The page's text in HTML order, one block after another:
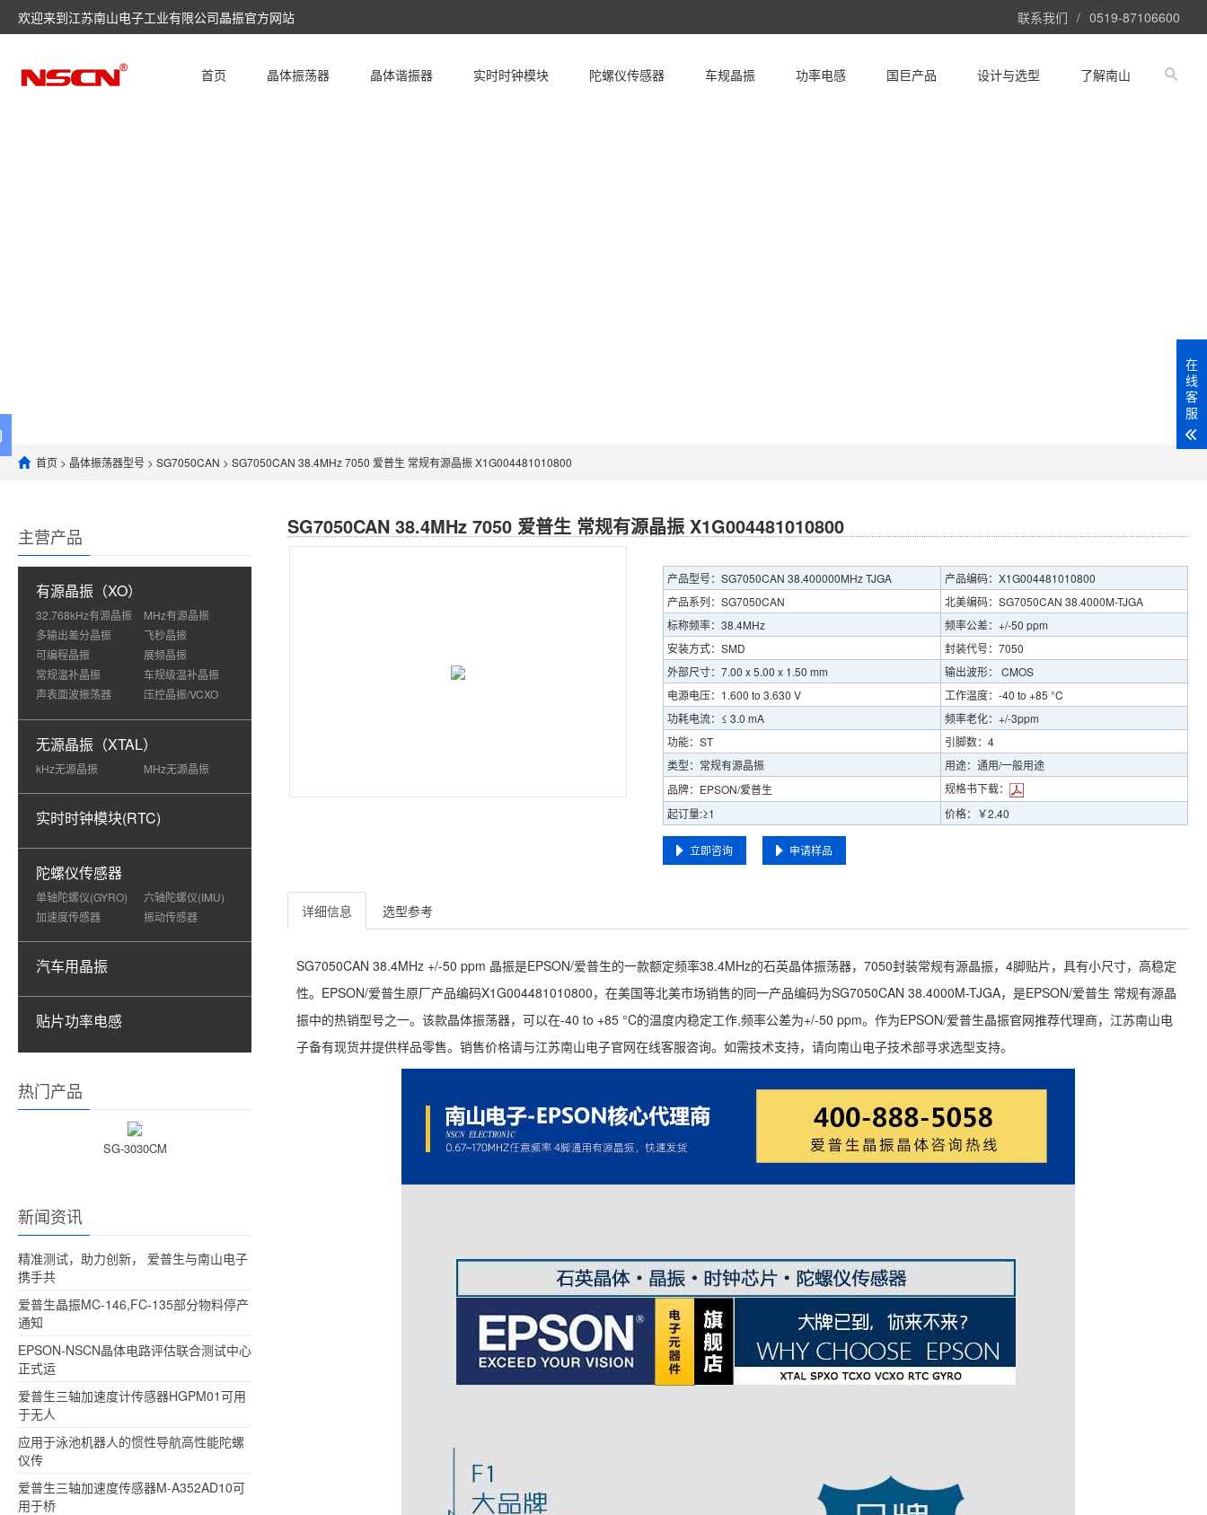
欢迎来到江苏南山电子工业有限公司晶振官方网站 联系我们 / 0519-87106600
首页 晶体振荡器 晶体谐振器 实时时钟模块 陀螺仪传感器 车规晶振 功率电感 国巨产品 设计与选型 了解南山
首页 > 晶体振荡器型号 >SG7050CAN > SG7050CAN 38.4MHz 7050 爱普生 常规有源晶振 X1G004481010800
主营产品
有源晶振（XO）
32.768kHz有源晶振
MHz有源晶振
多输出差分晶振
飞秒晶振
可编程晶振
展频晶振
常规温补晶振
车规级温补晶振
声表面波振荡器
压控晶振/VCXO
无源晶振（XTAL）
kHz无源晶振 MHz无源晶振
实时时钟模块(RTC)
陀螺仪传感器
单轴陀螺仪(GYRO)
六轴陀螺仪(IMU)
加速度传感器
振动传感器
汽车用晶振
贴片功率电感
热门产品
SG-3030CM
新闻资讯
精准测试，助力创新， 爱普生与南山电子
携手共
爱普生晶振MC-146,FC-135部分物料停产
通知
EPSON-NSCN晶体电路评估联合测试中心
正式运
爱普生三轴加速度计传感器HGPM01可用
于无人
应用于泳池机器人的惯性导航高性能陀螺
仪传
爱普生三轴加速度传感器M-A352AD10可
用于桥
SG7050CAN 38.4MHz 7050 爱普生 常规有源晶振 X1G004481010800
产品型号：SG7050CAN 38.400000MHz TJGA
产品编码：X1G004481010800
产品系列：SG7050CAN
北美编码：SG7050CAN 38.4000M-TJGA
标称频率：38.4MHz
频率公差：+/-50 ppm
安装方式：SMD
封装代号：7050
外部尺寸：7.00 x 5.00 x 1.50 mm
输出波形： CMOS
电源电压：1.600 to 3.630 V
工作温度：-40 to +85 °C
功耗电流：≤ 3.0 mA
频率老化：+/-3ppm
功能：ST
引脚数：4
类型：常规有源晶振
用途：通用/一般用途
品牌：EPSON/爱普生
规格书下载：
起订量:≥1
价格：￥2.40
立即咨询 申请样品
详细信息 选型参考
SG7050CAN 38.4MHz +/-50 ppm 晶振是EPSON/爱普生的一款额定频率38.4MHz的石英晶体振荡器，7050封装常规有源晶振，4脚贴片，具有小尺寸，高稳定
性。EPSON/爱普生原厂产品编码X1G004481010800，在美国等北美市场销售的同一产品编码为SG7050CAN 38.4000M-TJGA，是EPSON/爱普生 常规有源晶
振中的热销型号之一。该款晶体振荡器，可以在-40 to +85 °C的温度内稳定工作,频率公差为+/-50 ppm。作为EPSON/爱普生晶振官网推荐代理商，江苏南山电
子备有现货并提供样品零售。销售价格请与江苏南山电子官网在线客服咨询。如需技术支持，请向南山电子技术部寻求选型支持。
在
线
客
服